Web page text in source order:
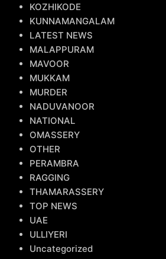
KOZHIKODE
KUNNAMANGALAM
LATEST NEWS
MALAPPURAM
MAVOOR
MUKKAM
MURDER
NADUVANOOR
NATIONAL
OMASSERY
OTHER
PERAMBRA
RAGGING
THAMARASSERY
TOP NEWS
UAE
ULLIYERI
Uncategorized